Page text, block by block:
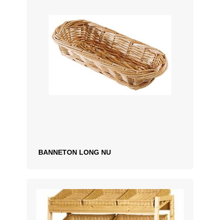
59 x 50 x 10 x 20 cm20 cm
BANNETON LONG NU